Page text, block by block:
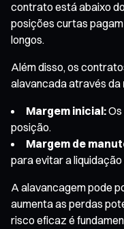
contrato está abaixo
posições curtas
longos.
Além disso, os
alavancada através da
Margem inicial:
posição.
Margem de
para evitar a
A alavancagem pode
aumenta as perdas
risco eficaz é